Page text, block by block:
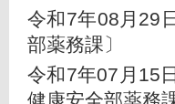
令和7年08月29
部薬務課〕
令和7年07月15